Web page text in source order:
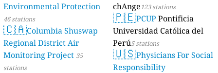
Environmental Protection
46 stations
🇨🇦Columbia Shuswap
Regional District Air
Monitoring Project 35
stations
chAnge123 stations
🇵🇪PCUP Pontificia
Universidad Católica del
Perú5 stations
🇺🇸Physicians For Social
Responsibility